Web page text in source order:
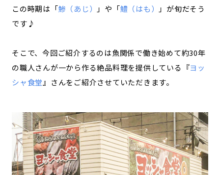
この時期は「鯵（あじ） 」や「鱧（はも）
」が旬だそう
です♪
そこで、今回ご紹介するのは魚関係で働き始めて約30年
の職人さんが一から作る絶品料理を提供している『ヨッ
シャ食堂』さんをご紹介させていただきます。